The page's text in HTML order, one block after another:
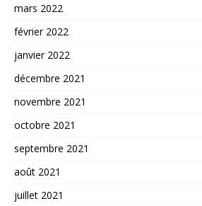
mars 2022
février 2022
janvier 2022
décembre 2021
novembre 2021
octobre 2021
septembre 2021
août 2021
juillet 2021